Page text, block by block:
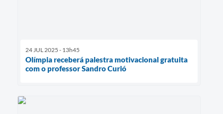
24 JUL 2025 - 13h45
Olímpia receberá palestra motivacional gratuita
com o professor Sandro Curió